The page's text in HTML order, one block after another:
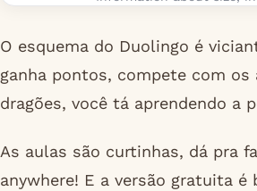
O esquema do Duolingo é
ganha pontos, compete com os
dragões, você tá aprendendo a
As aulas são curtinhas, dá pra
anywhere! E a versão gratuita